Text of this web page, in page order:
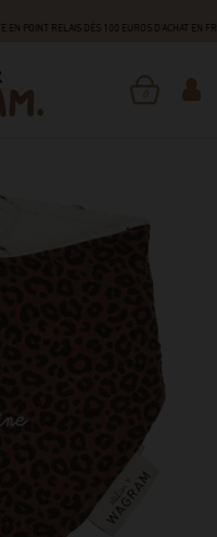
EN POINT RELAIS DÈS 100 EUROS D'ACHAT EN